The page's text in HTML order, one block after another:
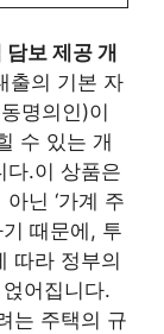
담보 제공 개
출의 기본 자
명의인)이
수 있는 개
다.이 상품은
닌 ‘가계 주
때문에, 투
따라 정부의
어집니다.
는 주택의 규